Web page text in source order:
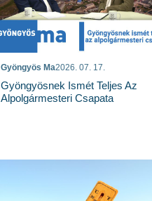
Gyöngyös Ma2026. 07. 17.
Gyöngyösnek Ismét Teljes Az
Alpolgármesteri Csapata